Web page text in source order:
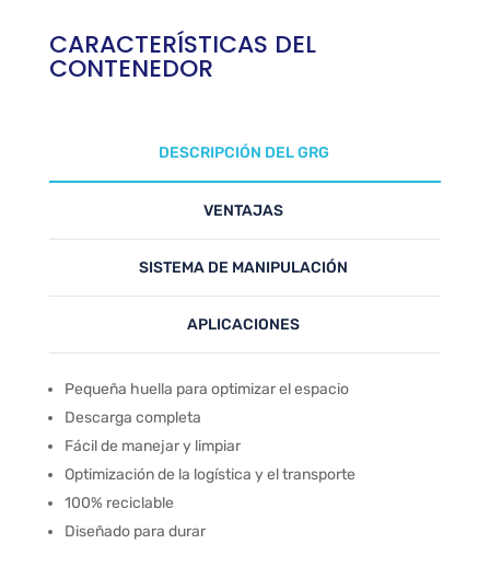
CARACTERÍSTICAS DEL
CONTENEDOR
DESCRIPCIÓN DEL GRG
VENTAJAS
SISTEMA DE MANIPULACIÓN
APLICACIONES
Pequeña huella para optimizar el espacio
Descarga completa
Fácil de manejar y limpiar
Optimización de la logística y el transporte
100% reciclable
Diseñado para durar